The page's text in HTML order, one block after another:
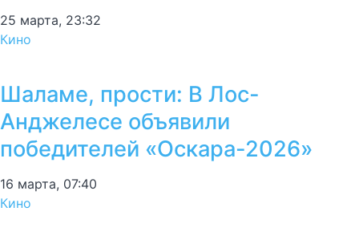
25 марта, 23:32
Кино
Шаламе, прости: В Лос-
Анджелесе объявили
победителей «Оскара-2026»
16 марта, 07:40
Кино